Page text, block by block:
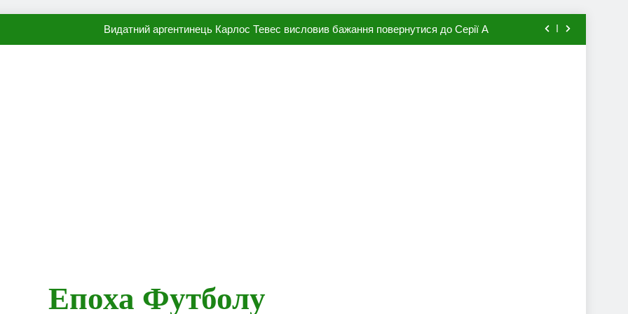
Видатний аргентинець Карлос Тевес висловив бажання повернутися до Серії А
Епоха Футболу